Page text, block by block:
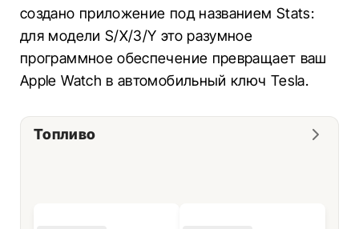
создано приложение под названием Stats:
для модели S/X/3/Y это разумное
программное обеспечение превращает ваш
Apple Watch в автомобильный ключ Tesla.
Топливо